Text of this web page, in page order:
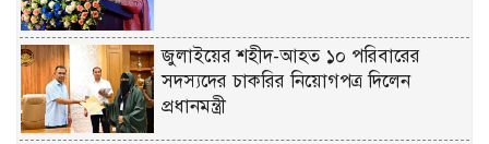
জুলাইয়ের শহীদ-আহত ১০ পরিবারের
সদস্যদের চাকরির নিয়োগপত্র দিলেন
প্রধানমন্ত্রী